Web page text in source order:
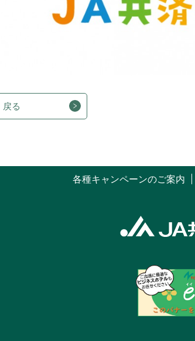
戻る
各種キャンペーンのご案内